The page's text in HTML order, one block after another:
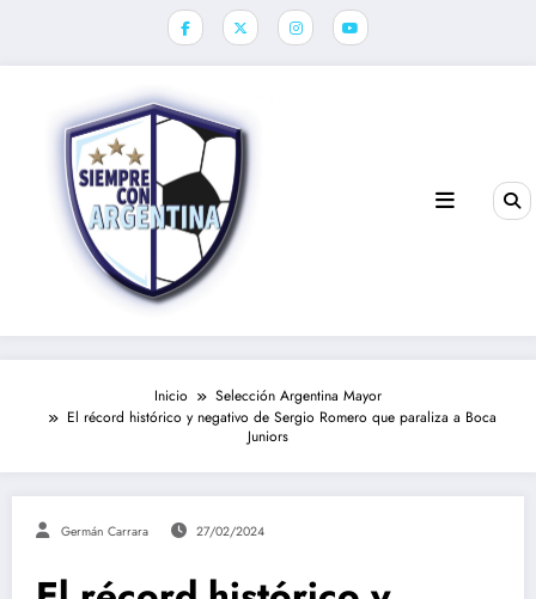
Inicio
Selección Argentina Mayor
El récord histórico y negativo de Sergio Romero que paraliza a Boca
Juniors
Germán Carrara 27/02/2024